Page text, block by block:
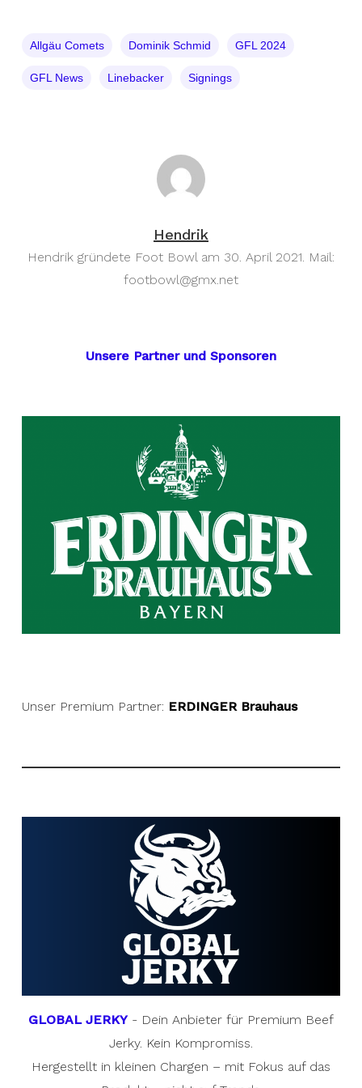
Allgäu Comets Dominik Schmid GFL 2024
GFL News Linebacker Signings
Hendrik
Hendrik gründete Foot Bowl am 30. April 2021. Mail:
footbowl@gmx.net
Unsere Partner und Sponsoren
Unser Premium Partner: ERDINGER Brauhaus
GLOBAL JERKY- Dein Anbieter für Premium Beef
Jerky. Kein Kompromiss.
Hergestellt in kleinen Chargen – mit Fokus auf das